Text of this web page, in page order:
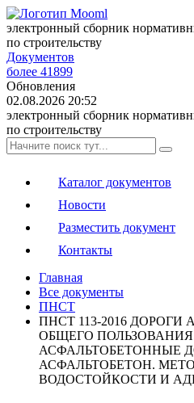
электронный сборник
по строительству
Документов
более 41899
Обновления
02.08.2026 20:52
электронный сборник
по строительству
Каталог документов
Новости
Разместить документ
Контакты
Главная
Все документы
ПНСТ
ПНСТ 113-2016
ОБЩЕГО
АСФАЛЬТОБЕТОННЫЕ
АСФАЛЬТОБЕТОН.
ВОДОСТОЙКОСТИ И